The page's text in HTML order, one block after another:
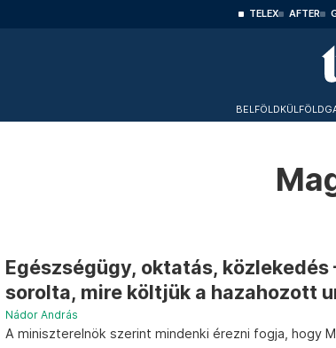
TELEX AFTER
BELFÖLDKÜLFÖLD
Egészségügy, oktatás, közlekedés
sorolta, mire költjük a hazahozott
Nádor András
A miniszterelnök szerint mindenki érezni fogja, hogy